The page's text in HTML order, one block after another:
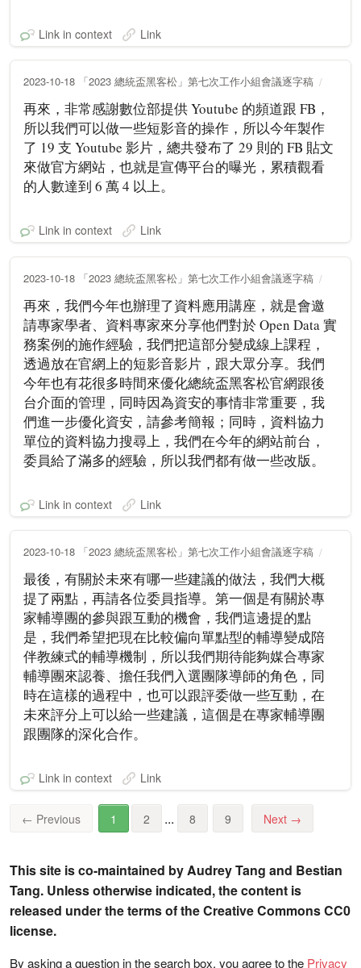
Link in context Link
2023-10-18 「2023 總統盃黑客松」第七次工作小組會議逐字稿
再來，非常感謝數位部提供 Youtube 的頻道跟 FB，
所以我們可以做一些短影音的操作，所以今年製作
了 19 支 Youtube 影片，總共發布了 29 則的 FB 貼文
來做官方網站，也就是宣傳平台的曝光，累積觀看
的人數達到 6 萬 4 以上。
Link in context Link
2023-10-18 「2023 總統盃黑客松」第七次工作小組會議逐字稿
再來，我們今年也辦理了資料應用講座，就是會邀
請專家學者、資料專家來分享他們對於 Open Data 實
務案例的施作經驗，我們把這部分變成線上課程，
透過放在官網上的短影音影片，跟大眾分享。我們
今年也有花很多時間來優化總統盃黑客松官網跟後
台介面的管理，同時因為資安的事情非常重要，我
們進一步優化資安，請參考簡報；同時，資料協力
單位的資料協力搜尋上，我們在今年的網站前台，
委員給了滿多的經驗，所以我們都有做一些改版。
Link in context Link
2023-10-18 「2023 總統盃黑客松」第七次工作小組會議逐字稿
最後，有關於未來有哪一些建議的做法，我們大概
提了兩點，再請各位委員指導。第一個是有關於專
家輔導團的參與跟互動的機會，我們這邊提的點
是，我們希望把現在比較偏向單點型的輔導變成陪
伴教練式的輔導機制，所以我們期待能夠媒合專家
輔導團來認養、擔任我們入選團隊導師的角色，同
時在這樣的過程中，也可以跟評委做一些互動，在
未來評分上可以給一些建議，這個是在專家輔導團
跟團隊的深化合作。
Link in context Link
← Previous 1 2 ... 8 9 Next →
This site is co-maintained by Audrey Tang and Bestian
Tang. Unless otherwise indicated, the content is
released under the terms of the Creative Commons CC0
license.
By asking a question in the search box, you agree to the Privacy